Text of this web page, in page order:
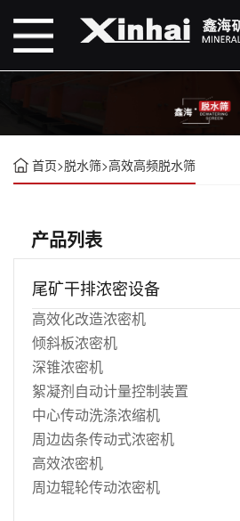
首页>脱水筛>高效高频脱水筛
产品列表
尾矿干排浓密设备
高效化改造浓密机
倾斜板浓密机
深锥浓密机
絮凝剂自动计量控制装置
中心传动洗涤浓缩机
周边齿条传动式浓密机
高效浓密机
周边辊轮传动浓密机